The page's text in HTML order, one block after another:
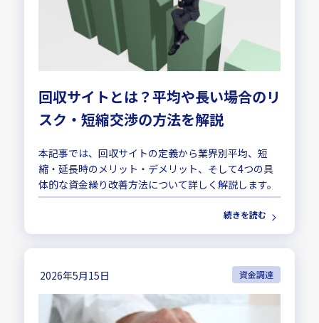
回収サイトとは？平均や長い場合のリ
スク・短縮交渉の方法を解説
本記事では、回収サイトの定義から業界別平均、短
縮・延長時のメリット・デメリット、そして4つの具
体的な資金繰り改善方法について詳しく解説します。
続きを読む
2026年5月15日 資金調達